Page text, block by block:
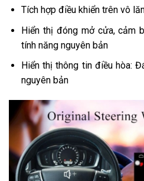
Tích hợp điều khiển trên vô
Hiển thị đóng mở cửa, cảm
tính năng nguyên bản
Hiển thị thông tin điều hòa:
nguyên bản